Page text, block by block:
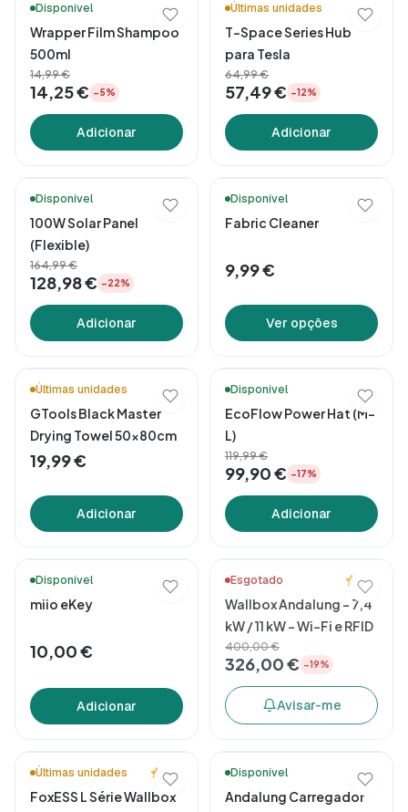
Disponível
Wrapper Film Shampoo
500ml
14,99 €
14,25 € −5%
Adicionar
Últimas unidades
T-Space Series Hub
para Tesla
64,99 €
57,49 € −12%
Adicionar
Disponível
100W Solar Panel
(Flexible)
164,99 €
128,98 € −22%
Adicionar
Disponível
Fabric Cleaner
9,99 €
Ver opções
Últimas unidades
GTools Black Master
Drying Towel 50x80cm
19,99 €
Adicionar
Disponível
EcoFlow Power Hat (M-
L)
119,99 €
99,90 € −17%
Adicionar
Disponível
miio eKey
10,00 €
Adicionar
Esgotado
5.0
Wallbox Andalung – 7,4
kW / 11 kW – Wi-Fi e RFID
400,00 €
326,00 € −19%
Avisar-me
Últimas unidades
5.0
FoxESS L Série Wallbox
Disponível
Andalung Carregador